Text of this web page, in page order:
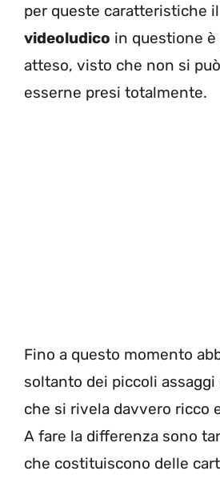
per queste caratteristiche il
videoludico in questione
atteso, visto che non si
esserne presi totalmente.
Fino a questo momento
soltanto dei piccoli assaggi
che si rivela davvero ricco
A fare la differenza sono
che costituiscono delle